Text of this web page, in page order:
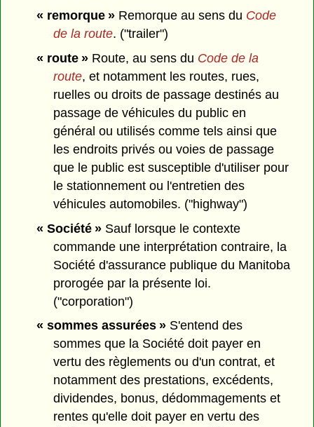
« remorque »Remorque au sens du Code
de la route. ("trailer")
« route »Route, au sens du Code de la
route, et notamment les routes, rues,
ruelles ou droits de passage destinés au
passage de véhicules du public en
général ou utilisés comme tels ainsi que
les endroits privés ou voies de passage
que le public est susceptible d'utiliser pour
le stationnement ou l'entretien des
véhicules automobiles. ("highway")
« Société »Sauf lorsque le contexte
commande une interprétation contraire, la
Société d'assurance publique du Manitoba
prorogée par la présente loi.
("corporation")
« sommes assurées »S'entend des
sommes que la Société doit payer en
vertu des règlements ou d'un contrat, et
notamment des prestations, excédents,
dividendes, bonus, dédommagements et
rentes qu'elle doit payer en vertu des